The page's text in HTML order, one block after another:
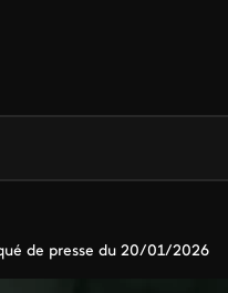
de presse du 20/01/2026